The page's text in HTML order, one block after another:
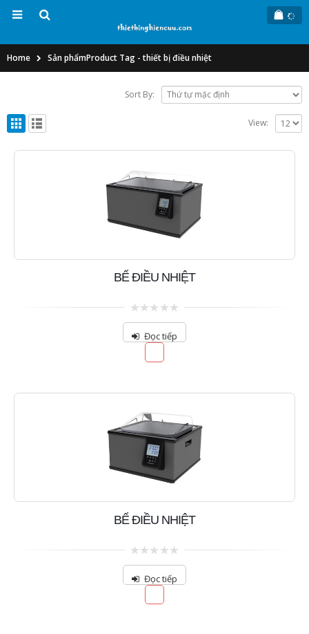
Home Sản phẩmProduct Tag -thiết bị điều nhiệt
Sort By:
View:
BỂ ĐIỀU NHIỆT
0
of
Đọc tiếp
BỂ ĐIỀU NHIỆT
0
of
Đọc tiếp